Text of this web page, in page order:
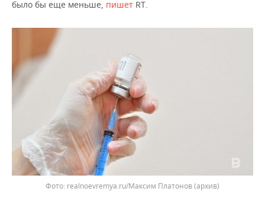
ХОККЕЙ С МЯЧОМ
ПРОИСШЕСТВИЯ
было бы еще меньше, пишет RT.
realnoevremya.ru/Максим Платонов(архив)